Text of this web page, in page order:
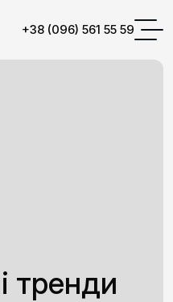
+38 (096) 561 55 59
тренди